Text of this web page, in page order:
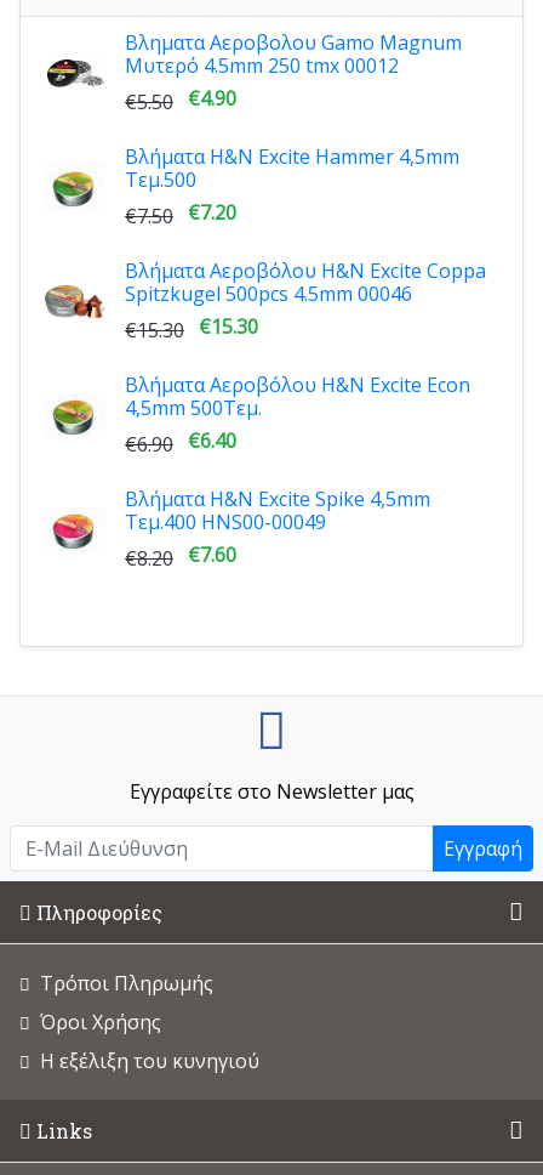
Βληματα Αεροβολου Gamo Magnum
Μυτερό 4.5mm 250 tmx 00012
€5.50 €4.90
Βλήματα H&N Excite Hammer 4,5mm
Τεμ.500
€7.50 €7.20
Βλήματα Αεροβόλου H&N Excite Coppa
Spitzkugel 500pcs 4.5mm 00046
€15.30 €15.30
Βλήματα Αεροβόλου H&N Excite Econ
4,5mm 500Τεμ.
€6.90 €6.40
Βλήματα H&N Excite Spike 4,5mm
Τεμ.400 HNS00-00049
€8.20 €7.60
Εγγραφείτε στο Newsletter μας
Εγγραφή
Πληροφορίες
Τρόποι Πληρωμής
Όροι Χρήσης
Η εξέλιξη του κυνηγιού
Links